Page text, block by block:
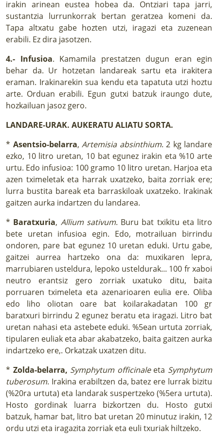
irakin arinean eustea hobea da. Ontziari tapa jarri,
sustantzia lurrunkorrak bertan geratzea komeni da.
Tapa altxatu gabe hozten utzi, iragazi eta zuzenean
erabili. Ez dira jasotzen.
4.- Infusioa. Kamamila prestatzen dugun eran egin
behar da. Ur hotzetan landareak sartu eta irakitera
eraman. Irakinarekin sua kendu eta tapatuta utzi hoztu
arte. Orduan erabili. Egun gutxi batzuk iraungo dute,
hozkailuan jasoz gero.
LANDARE-URAK. AUKERATU ALIATU SORTA.
* Asentsio-belarra, Artemisia absinthium. 2 kg landare
ezko, 10 litro uretan, 10 bat egunez irakin eta %10 arte
urtu. Edo infusioa: 100 gramo 10 litro uretan. Harjoa eta
azen tximeletak eta harrak uxatzeko, baita zorriak ere;
lurra bustita bareak eta barraskiloak uxatzeko. Irakinak
gaitzen aurka indartzen du landarea.
* Baratxuria, Allium sativum. Buru bat txikitu eta litro
bete uretan infusioa egin. Edo, motrailuan birrindu
ondoren, pare bat egunez 10 uretan eduki. Urtu gabe,
gaitzei aurrea hartzeko ona da: muxikaren lepra,
marrubiaren usteldura, lepoko usteldurak... 100 fr xaboi
neutro erantsiz gero zorriak uxatuko ditu, baita
porruaren tximeleta eta azenarioaren eulia ere. Oliba
edo liho oliotan oare bat koilarakadatan 100 gr
baratxuri birrindu 2 egunez beratu eta iragazi. Litro bat
uretan nahasi eta astebete eduki. %5ean urtuta zorriak,
tipularen euliak eta abar akabatzeko, baita gaitzen aurka
indartzeko ere,. Orkatzak uxatzen ditu.
* Zolda-belarra, Symphytum officinale eta Symphytum
tuberosum. Irakina erabiltzen da, batez ere lurrak bizitu
(%20ra urtuta) eta landarak suspertzeko (%5era urtuta).
Hosto gordinak luarra bizkortzen du. Hosto gutxi
batzuk, hamar bat, litro bat uretan 20 minutuz irakin, 12
ordu utzi eta iragazita zorriak eta euli txuriak hiltzeko.